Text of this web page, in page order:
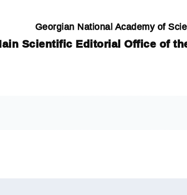
Georgian National Academy of
Scientific Editorial Office of